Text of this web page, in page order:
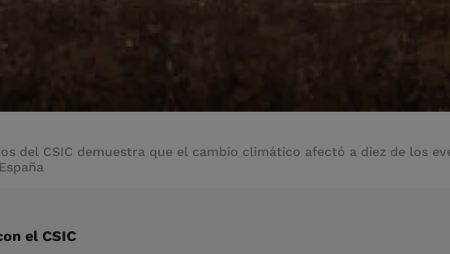
del CSIC demuestra que el cambio climático afectó a diez de los
el CSIC